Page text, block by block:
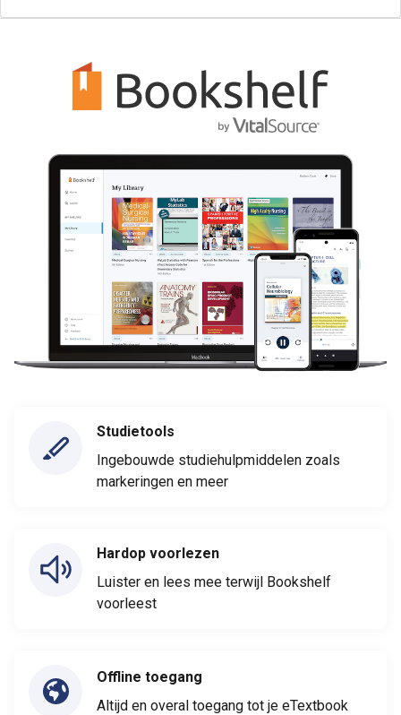
Studietools
Ingebouwde studiehulpmiddelen zoals
markeringen en meer
Hardop voorlezen
Luister en lees mee terwijl Bookshelf
voorleest
Offline toegang
Altijd en overal toegang tot je eTextbook